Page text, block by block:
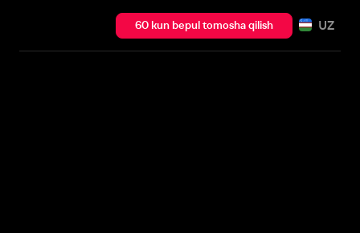
60 kun bepul tomosha qilish UZ